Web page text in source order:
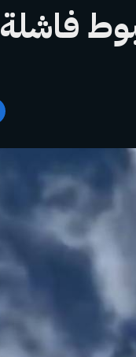
فاشلة